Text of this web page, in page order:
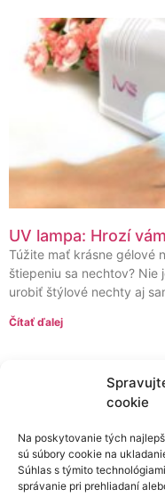
cookie
Na poskytovanie tých
sú súbory cookie na
Súhlas s týmito
správanie pri prehliadaní
UV lampa: Hrozí
Túžite mať krásne gélové
štiepeniu sa nechtov?
urobiť štýlové nechty aj
Čítať ďalej